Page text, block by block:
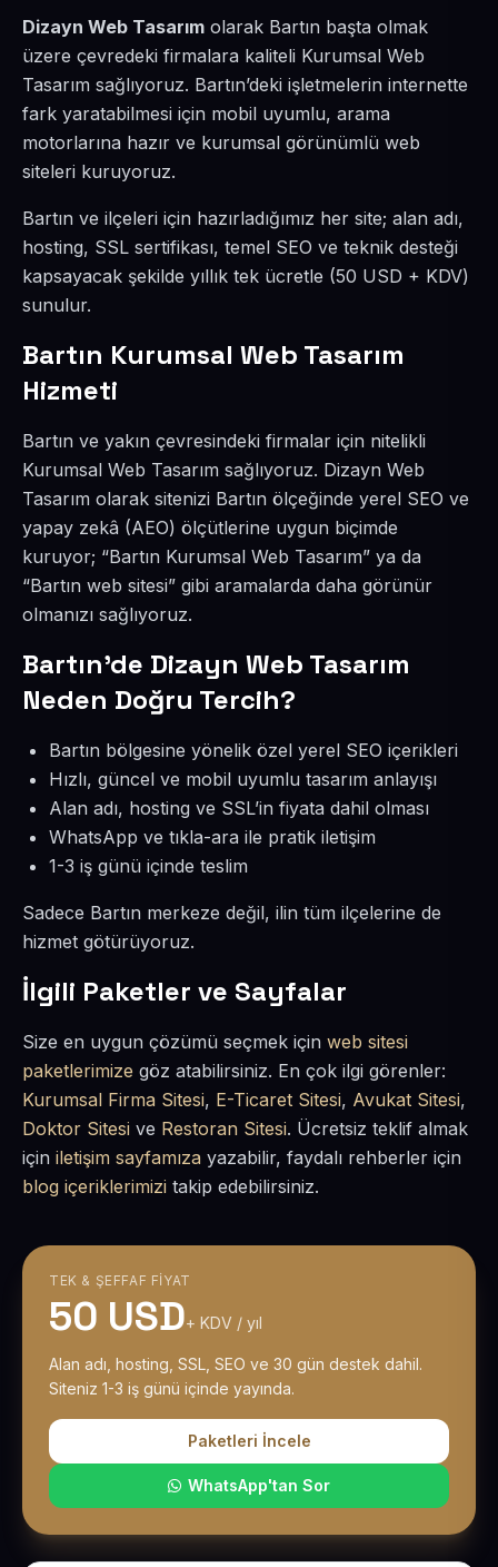
Dizayn Web Tasarım olarak Bartın başta olmak
üzere çevredeki firmalara kaliteli Kurumsal Web
Tasarım sağlıyoruz. Bartın’deki işletmelerin internette
fark yaratabilmesi için mobil uyumlu, arama
motorlarına hazır ve kurumsal görünümlü web
siteleri kuruyoruz.
Bartın ve ilçeleri için hazırladığımız her site; alan adı,
hosting, SSL sertifikası, temel SEO ve teknik desteği
kapsayacak şekilde yıllık tek ücretle (50 USD + KDV)
sunulur.
Bartın Kurumsal Web Tasarım
Hizmeti
Bartın ve yakın çevresindeki firmalar için nitelikli
Kurumsal Web Tasarım sağlıyoruz. Dizayn Web
Tasarım olarak sitenizi Bartın ölçeğinde yerel SEO ve
yapay zekâ (AEO) ölçütlerine uygun biçimde
kuruyor; “Bartın Kurumsal Web Tasarım” ya da
“Bartın web sitesi” gibi aramalarda daha görünür
olmanızı sağlıyoruz.
Bartın’de Dizayn Web Tasarım
Neden Doğru Tercih?
Bartın bölgesine yönelik özel yerel SEO içerikleri
Hızlı, güncel ve mobil uyumlu tasarım anlayışı
Alan adı, hosting ve SSL’in fiyata dahil olması
WhatsApp ve tıkla-ara ile pratik iletişim
1-3 iş günü içinde teslim
Sadece Bartın merkeze değil, ilin tüm ilçelerine de
hizmet götürüyoruz.
İlgili Paketler ve Sayfalar
Size en uygun çözümü seçmek için web sitesi
paketlerimize göz atabilirsiniz. En çok ilgi görenler:
Kurumsal Firma Sitesi, E-Ticaret Sitesi, Avukat Sitesi,
Doktor Sitesi ve Restoran Sitesi. Ücretsiz teklif almak
için iletişim sayfamıza yazabilir, faydalı rehberler için
blog içeriklerimizi takip edebilirsiniz.
TEK & ŞEFFAF FIYAT
50 USD+ KDV / yıl
Alan adı, hosting, SSL, SEO ve 30 gün destek dahil.
Siteniz 1-3 iş günü içinde yayında.
Paketleri İncele
WhatsApp'tan Sor